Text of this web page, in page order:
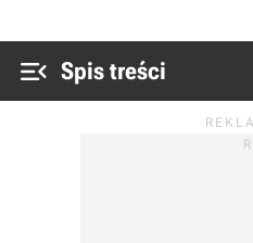
 Spis treści